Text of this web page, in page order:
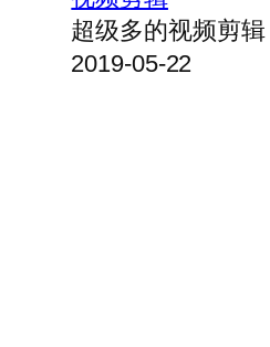
超级多的视频剪辑
2019-05-22